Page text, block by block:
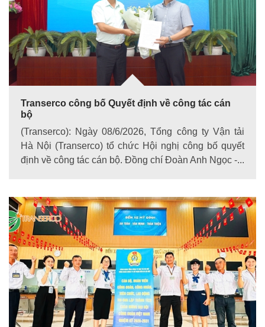
Transerco công bố Quyết định về công tác cán
bộ
(Transerco): Ngày 08/6/2026, Tổng công ty Vận tải
Hà Nội (Transerco) tổ chức Hội nghị công bố quyết
định về công tác cán bộ. Đồng chí Đoàn Anh Ngọc -...